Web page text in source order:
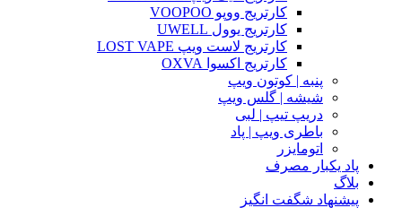
کارتریج ووپو VOOPOO
کارتریج یوول UWELL
کارتریج لاست ویپ LOST VAPE
کارتریج اکسوا OXVA
پنبه | کوتون ویپ
شیشه | گلس ویپ
دریپ تیپ | لبی
باطری ویپ | پاد
اتومایزر
پاد یکبار مصرف
بلاگ
پیشنهاد شگفت انگیز